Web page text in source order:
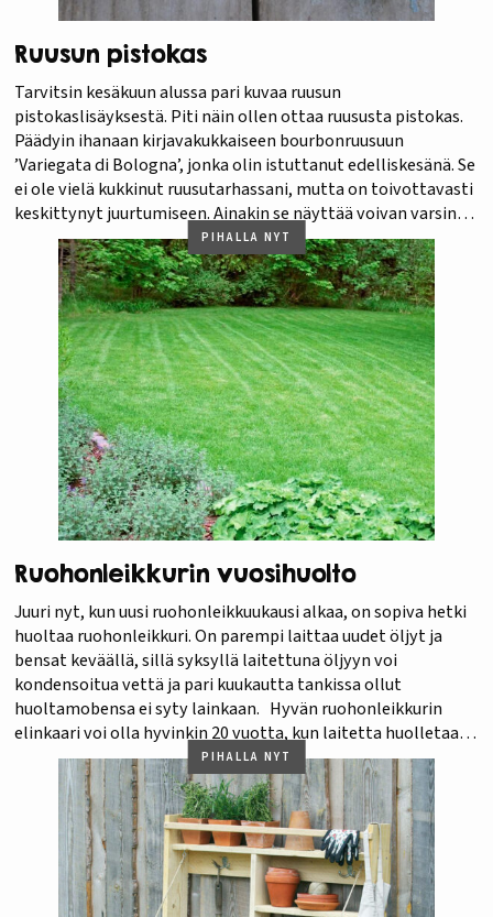
Ruusun pistokas
Tarvitsin kesäkuun alussa pari kuvaa ruusun
pistokaslisäyksestä. Piti näin ollen ottaa ruususta pistokas.
Päädyin ihanaan kirjavakukkaiseen bourbonruusuun
’Variegata di Bologna’, jonka olin istuttanut edelliskesänä. Se
ei ole vielä kukkinut ruusutarhassani, mutta on toivottavasti
keskittynyt juurtumiseen. Ainakin se näyttää voivan varsin
hyvin. Mutta koska se on harvinainen herkku, jota jouduin
vähän etsimään ja onnenkantamoisella löysin, ajattelin,…
PIHALLA NYT
Ruohonleikkurin vuosihuolto
Juuri nyt, kun uusi ruohonleikkuukausi alkaa, on sopiva hetki
huoltaa ruohonleikkuri. On parempi laittaa uudet öljyt ja
bensat keväällä, sillä syksyllä laitettuna öljyyn voi
kondensoitua vettä ja pari kuukautta tankissa ollut
huoltamobensa ei syty lainkaan. Hyvän ruohonleikkurin
elinkaari voi olla hyvinkin 20 vuotta, kun laitetta huolletaan
asianmukaisesti. Ruoho ei välitä siitä, kuinka kiiltävällä
koneella…
PIHALLA NYT